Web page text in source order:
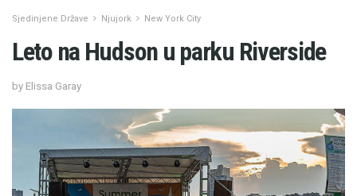
Sjedinjene Države Njujork New York City
Leto na Hudson u parku Riverside
by Elissa Garay